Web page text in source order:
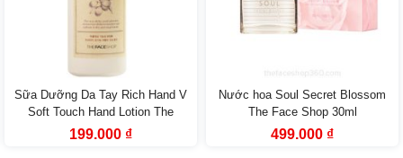
Sữa Dưỡng Da Tay Rich Hand V
Soft Touch Hand Lotion The
Face Shop
Giá
199.000 ₫Giá
Nước hoa Soul Secret Blossom
The Face Shop 30ml
Giá
499.000 ₫Giá